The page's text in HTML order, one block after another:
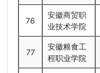
76
安徽商贸职
业技术学院
77
安徽粮食工
程职业学院